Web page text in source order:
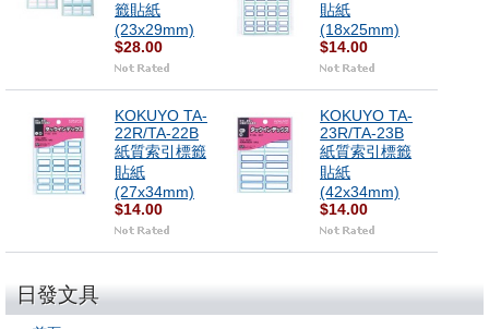
籤貼紙
(23x29mm)
$28.00
貼紙
(18x25mm)
$14.00
KOKUYO TA-
22R/TA-22B
紙質索引標籤
貼紙
(27x34mm)
$14.00
KOKUYO TA-
23R/TA-23B
紙質索引標籤
貼紙
(42x34mm)
$14.00
日發文具